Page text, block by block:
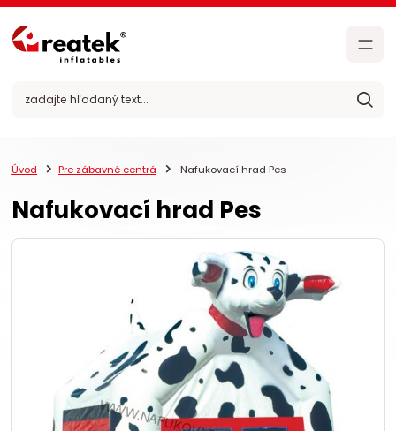
Úvod Pre zábavné centrá Nafukovací hrad Pes
Nafukovací hrad Pes